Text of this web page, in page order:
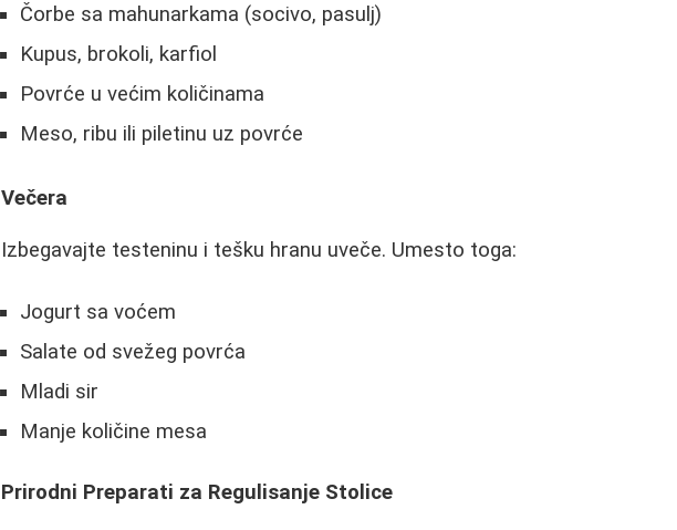
Čorbe sa mahunarkama (socivo, pasulj)
Kupus, brokoli, karfiol
Povrće u većim količinama
Meso, ribu ili piletinu uz povrće
Večera
Izbegavajte testeninu i tešku hranu uveče. Umesto toga:
Jogurt sa voćem
Salate od svežeg povrća
Mladi sir
Manje količine mesa
Prirodni Preparati za Regulisanje Stolice